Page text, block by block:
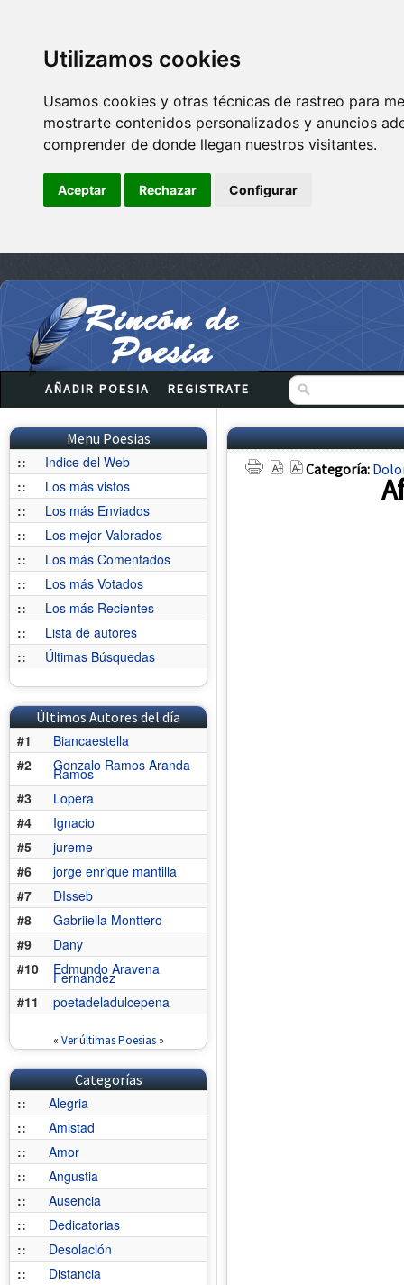
Utilizamos cookies
Usamos cookies y otras técnicas de rastreo para
mostrarte contenidos personalizados y anuncios
comprender de donde llegan nuestros visitantes.
Aceptar Rechazar Configurar
AÑADIR POESIA REGISTRATE
Menu Poesias
::
Indice del Web
::
Los más vistos
::
Los más Enviados
::
Los mejor Valorados
::
Los más Comentados
::
Los más Votados
::
Los más Recientes
::
Lista de autores
::
Últimas Búsquedas
Últimos Autores del día
#1
Biancaestella
#2
Gonzalo Ramos Aranda
Ramos
#3
Lopera
#4
Ignacio
#5
jureme
#6
jorge enrique mantilla
#7
DIsseb
#8
Gabriiella Monttero
#9
Dany
#10
Edmundo Aravena
Fernández
#11
poetadeladulcepena
« Ver últimas Poesias»
Categorías
::
Alegria
::
Amistad
::
Amor
::
Angustia
::
Ausencia
::
Dedicatorias
::
Desolación
::
Distancia
Categoría: